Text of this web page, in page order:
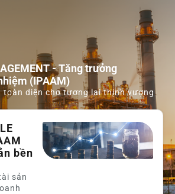
- Tăng trưởng
(IPAAM)
toàn diện cho tương lai thịnh vượng
bền
sản